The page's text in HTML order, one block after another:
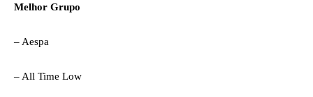
Melhor Grupo
– Aespa
– All Time Low